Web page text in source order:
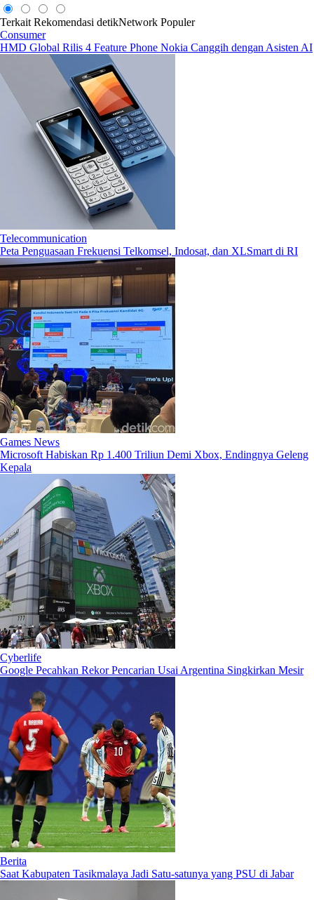
Terkait Rekomendasi detikNetwork Populer
Consumer
HMD Global Rilis 4 Feature Phone Nokia Canggih dengan Asisten AI
Telecommunication
Peta Penguasaan Frekuensi Telkomsel, Indosat, dan XLSmart di RI
Games News
Microsoft Habiskan Rp 1.400 Triliun Demi Xbox, Endingnya Geleng
Kepala
Cyberlife
Google Pecahkan Rekor Pencarian Usai Argentina Singkirkan Mesir
Berita
Saat Kabupaten Tasikmalaya Jadi Satu-satunya yang PSU di Jabar